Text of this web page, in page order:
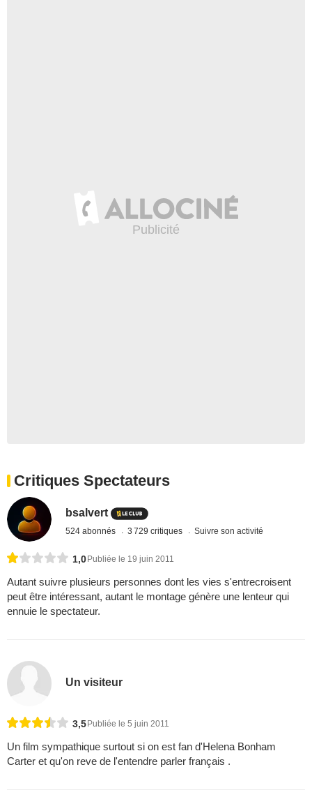
Critiques Spectateurs
bsalvert
524 abonnés 3 729 critiques Suivre son activité
1,0 Publiée le 19 juin 2011
Autant suivre plusieurs personnes dont les vies s'entrecroisent
peut être intéressant, autant le montage génère une lenteur qui
ennuie le spectateur.
Un visiteur
3,5Publiée le 5 juin 2011
Un film sympathique surtout si on est fan d'Helena Bonham
Carter et qu'on reve de l'entendre parler français .